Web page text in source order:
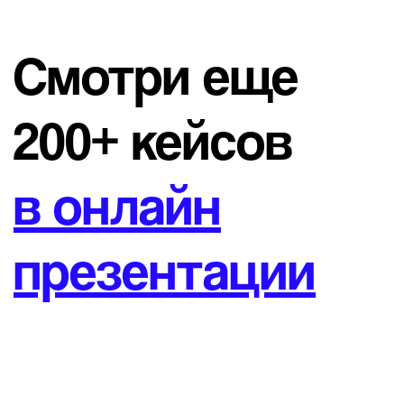
Смотри еще
200+ кейсов
в онлайн
презентации